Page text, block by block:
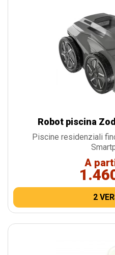
Robot piscina
Piscine residenziali
A
2